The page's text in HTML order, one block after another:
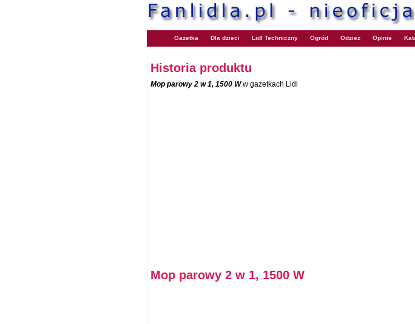
Gazetka Dla dzieci Lidl Techniczny Ogród Odzież Opinie
Historia produktu
Mop parowy 2 w 1, 1500 Ww gazetkach Lidl
Mop parowy 2 w 1, 1500 W